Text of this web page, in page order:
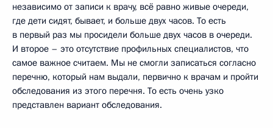
независимо от записи к врачу, всё равно живые очереди,
где дети сидят, бывает, и больше двух часов. То есть
в первый раз мы просидели больше двух часов в очереди.
И второе – это отсутствие профильных специалистов, что
самое важное считаем. Мы не смогли записаться согласно
перечню, который нам выдали, первично к врачам и пройти
обследования из этого перечня. То есть очень узко
представлен вариант обследования.